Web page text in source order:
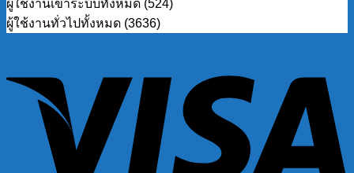
ผู้ใช้งานเข้าระบบทั้งหมด (524)
ผู้ใช้งานทั่วไปทั้งหมด (3636)